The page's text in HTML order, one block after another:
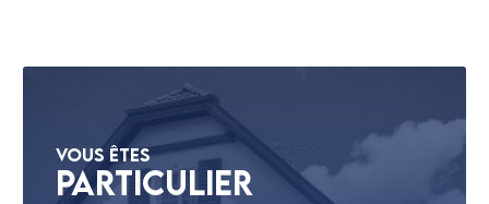
Vous êtes
Particulier